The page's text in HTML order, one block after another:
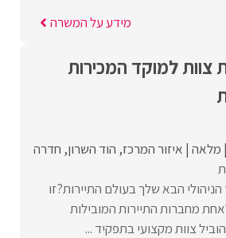
מידע על המשרה
צוות למוקד המכירות
מלאה איזור המרכז הוד השרון חדרה
הבא שלך בעולם התיירות?זו
מחברות התיירות המובילות
צוות מקצועי בתפקיד ...